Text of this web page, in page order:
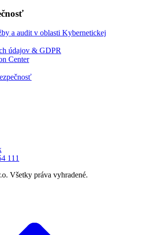
a audit v oblasti Kybernetickej
údajov & GDPR
Center
111
Všetky práva vyhradené.